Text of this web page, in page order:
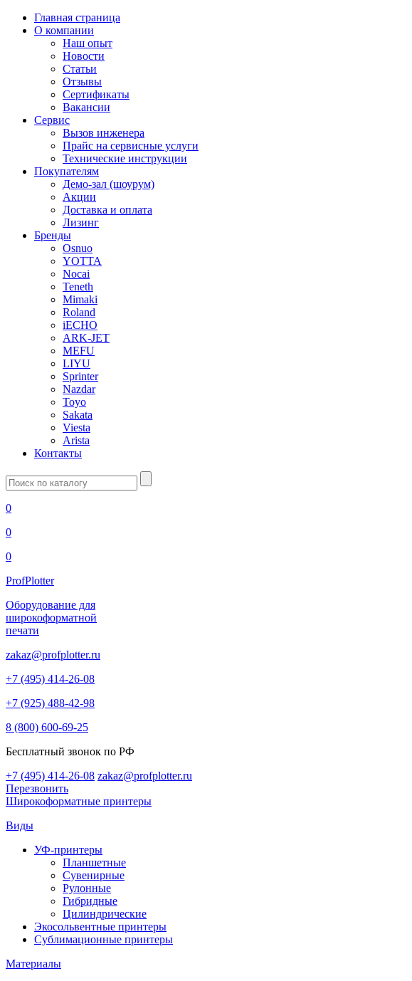
Главная страница
О компании
Наш опыт
Новости
Статьи
Отзывы
Сертификаты
Вакансии
Сервис
Вызов инженера
Прайс на сервисные услуги
Технические инструкции
Покупателям
Демо-зал (шоурум)
Акции
Доставка и оплата
Лизинг
Бренды
Osnuo
YOTTA
Nocai
Teneth
Mimaki
Roland
iECHO
ARK-JET
MEFU
LIYU
Sprinter
Nazdar
Toyo
Sakata
Viesta
Arista
Контакты
Введите
запрос
0
0
0
ProfPlotter
Оборудование для
широкоформатной
печати
zakaz@profplotter.ru
+7 (495) 414-26-08
+7 (925) 488-42-98
8 (800) 600-69-25
Бесплатный звонок по РФ
+7 (495) 414-26-08 zakaz@profplotter.ru
Перезвонить
Широкоформатные принтеры
Виды
УФ-принтеры
Планшетные
Сувенирные
Рулонные
Гибридные
Цилиндрические
Экосольвентные принтеры
Сублимационные принтеры
Материалы